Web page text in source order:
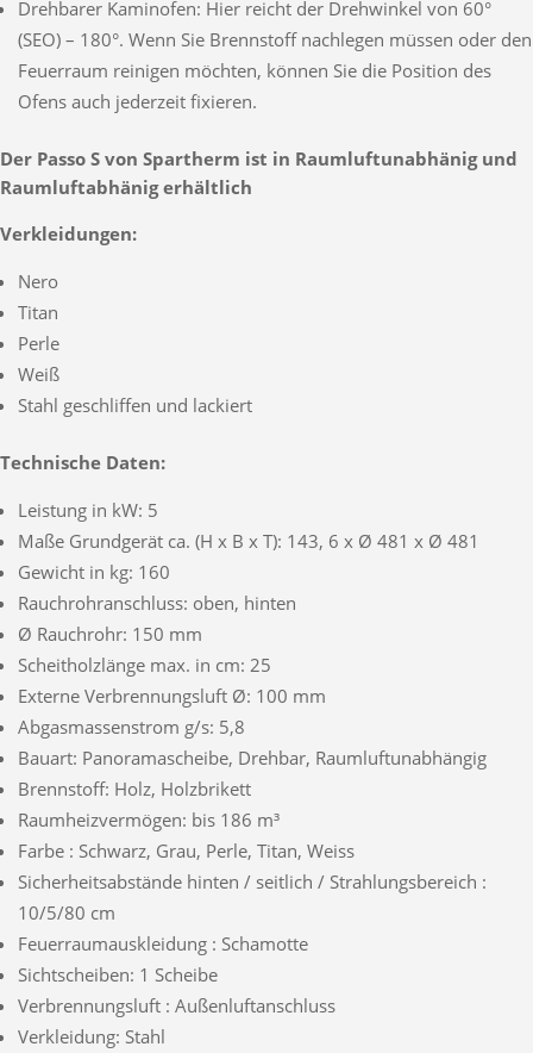
Drehbarer Kaminofen: Hier reicht der Drehwinkel von 60°
(SEO) – 180°. Wenn Sie Brennstoff nachlegen müssen oder den
Feuerraum reinigen möchten, können Sie die Position des
Ofens auch jederzeit fixieren.
Der Passo S von Spartherm ist in Raumluftunabhänig und
Raumluftabhänig erhältlich
Verkleidungen:
Nero
Titan
Perle
Weiß
Stahl geschliffen und lackiert
Technische Daten:
Leistung in kW: 5
Maße Grundgerät ca. (H x B x T): 143, 6 x Ø 481 x Ø 481
Gewicht in kg: 160
Rauchrohranschluss: oben, hinten
Ø Rauchrohr: 150 mm
Scheitholzlänge max. in cm: 25
Externe Verbrennungsluft Ø: 100 mm
Abgasmassenstrom g/s: 5,8
Bauart: Panoramascheibe, Drehbar, Raumluftunabhängig
Brennstoff: Holz, Holzbrikett
Raumheizvermögen: bis 186 m³
Farbe : Schwarz, Grau, Perle, Titan, Weiss
Sicherheitsabstände hinten / seitlich / Strahlungsbereich :
10/5/80 cm
Feuerraumauskleidung : Schamotte
Sichtscheiben: 1 Scheibe
Verbrennungsluft : Außenluftanschluss
Verkleidung: Stahl